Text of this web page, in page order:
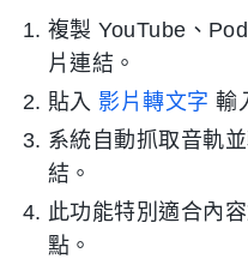
複製 YouTube、
片連結。
貼入 影片轉文字 輸
系統自動抓取音軌
結。
此功能特別適合內
點。